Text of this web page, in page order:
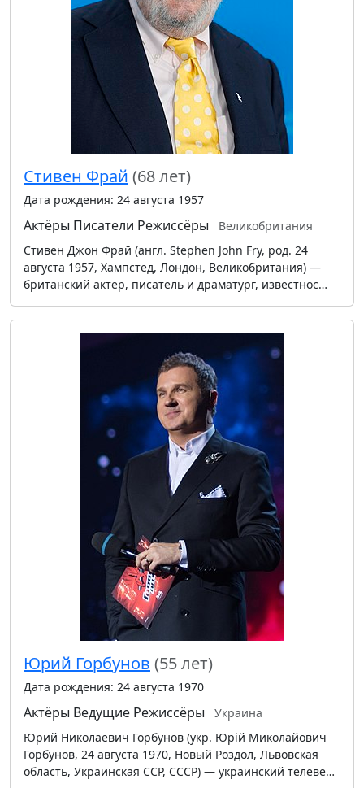
Стивен Фрай (68 лет)
Дата рождения: 24 августа 1957
Актёры Писатели Режиссёры
Великобритания
Стивен Джон Фрай (англ. Stephen John Fry, род. 24
августа 1957, Хампстед, Лондон, Великобритания) —
британский актер, писатель и драматург, известнос…
Юрий Горбунов (55 лет)
Дата рождения: 24 августа 1970
Актёры Ведущие Режиссёры
Украина
Юрий Николаевич Горбунов (укр. Юрій Миколайович
Горбунов, 24 августа 1970, Новый Роздол, Львовская
область, Украинская ССР, СССР) — украинский телеве…